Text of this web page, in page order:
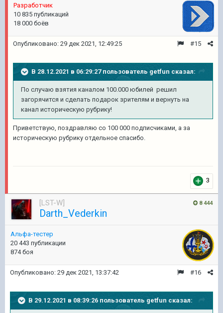
Pазработчик
10 835 публикаций
18 000 боёв
#15
Опубликовано: 29 дек 2021, 12:49:25
В 28.12.2021 в 06:29:27 пользователь getfun сказал:
По случаю взятия каналом 100.000 юбилей решил
загорячится и сделать подарок зрителям и вернуть на
канал историческую рубрику!
Приветствую, поздравляю со 100 000 подписчиками, а за
историческую рубрику отдельное спасибо.
3
8 444
[LST-W]
Darth_Vederkin
Альфа-тестер
20 443 публикации
874 боя
#16
Опубликовано: 29 дек 2021, 13:37:42
В 29.12.2021 в 08:39:26 пользователь getfun сказал: